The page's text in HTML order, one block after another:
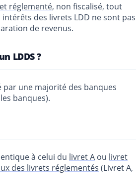
réglementé, non fiscalisé, tout
intérêts des livrets LDD ne sont pas
de revenus.
LDDS ?
par une majorité des banques
banques).
à celui du livret A ou livret
des livrets réglementés (Livret A,